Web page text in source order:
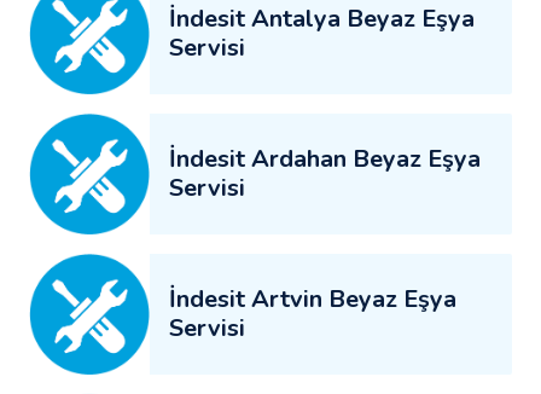
İndesit Antalya Beyaz Eşya
Servisi
İndesit Ardahan Beyaz Eşya
Servisi
İndesit Artvin Beyaz Eşya
Servisi